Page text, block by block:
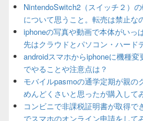
NintendoSwitch2（スイッチ２）
について思うこと。転売は禁止な
iphoneの写真や動画で本体がいっ
先はクラウドとパソコン・ハード
androidスマホからiphoneに機種
でやることや注意点は？
モバイルpasmoの通学定期が親の
めんどくさいと思ったが購入して
コンビニで非課税証明書が取得で
でスマホのオンライン申請をして